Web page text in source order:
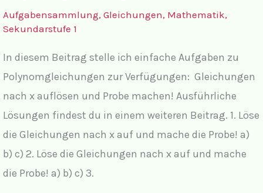
Aufgabensammlung, Gleichungen, Mathematik,
Sekundarstufe 1
In diesem Beitrag stelle ich einfache Aufgaben zu
Polynomgleichungen zur Verfügungen: Gleichungen
nach x auflösen und Probe machen! Ausführliche
Lösungen findest du in einem weiteren Beitrag. 1. Löse
die Gleichungen nach x auf und mache die Probe! a)
b) c) 2. Löse die Gleichungen nach x auf und mache
die Probe! a) b) c) 3.